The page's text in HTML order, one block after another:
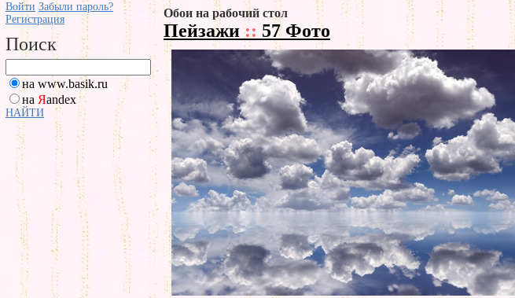
Войти Забыли пароль?
Регистрация
Поиск
на www.basik.ru
на Яandex
НАЙТИ
Обои на рабочий стол
Пейзажи:: 57 Фото